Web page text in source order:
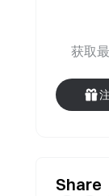
获取
Share